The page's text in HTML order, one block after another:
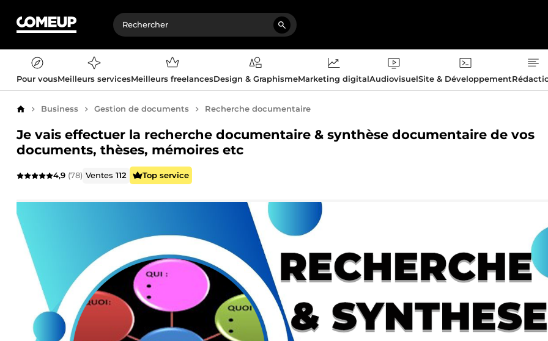
Pour vousMeilleurs servicesMeilleurs freelancesDesign & GraphismeMarketing digitalAudiovisuelSite & Développement
AccueilBusiness Gestion de documents Recherche documentaire
Je vais effectuer la recherche documentaire & synthèse documentaire de vos
documents, thèses, mémoires etc
4,9 (78) Ventes112 Top service